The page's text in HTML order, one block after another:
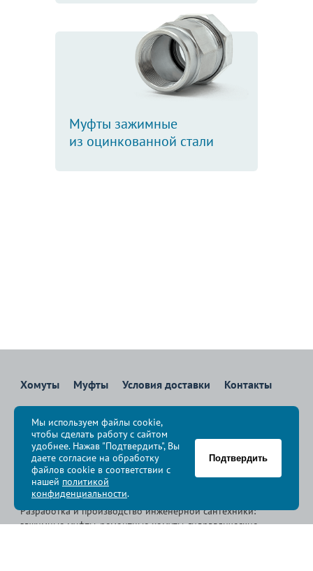
Муфты зажимные
из оцинкованной стали
Хомуты Муфты Условия доставки Контакты
8 800 700-83-36
Звоните бесплатно с 08:00 до 17:00 по Москве
политика конфиденциальности
© Группа компаний « », 2009-2026
Разработка и производство инженерной сантехники:
зажимные муфты, ремонтные хомуты, гидравлические
Мы используем файлы cookie,
чтобы сделать работу с сайтом
удобнее. Нажав "Подтвердить", Вы
даете согласие на обработку
файлов cookie в соответствии с
нашей политикой
конфиденциальности.
Подтвердить